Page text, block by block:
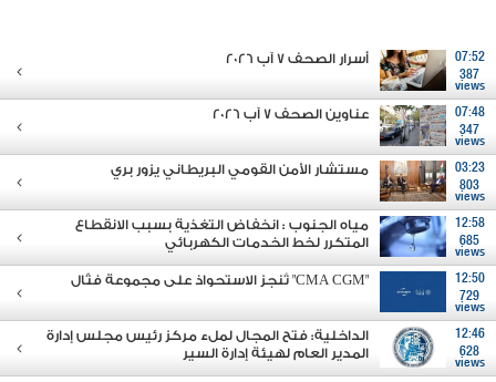
07:52
387
views
أسرار الصحف 7 آب 2026
07:48
347
views
عناوين الصحف 7 آب 2026
03:23
803
views
مستشار الأمن القومي البريطاني يزور بري
12:58
685
views
مياه الجنوب : انخفاض التغذية بسبب الانقطاع
المتكرر لخط الخدمات الكهربائي
12:50
729
views
"CMA CGM" تُنجز الاستحواذ على مجموعة فتّال
12:46
628
views
الداخلية: فتح المجال لملء مركز رئيس مجلس إدارة
المدير العام لهيئة إدارة السير